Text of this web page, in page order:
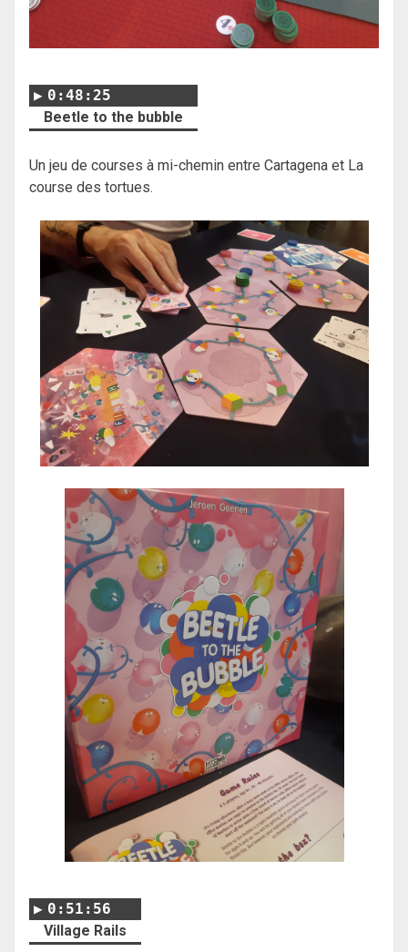
0:48:25
Beetle to the bubble
Un jeu de courses à mi-chemin entre Cartagena et La
course des tortues.
0:51:56
Village Rails